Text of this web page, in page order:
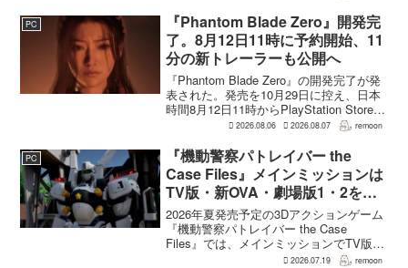
難度のNEW GAME+も用意されてい
る。...
PC
『Phantom Blade Zero』開発完
了。8月12日11時に予約開始、11
分の新トレーラーも公開へ
『Phantom Blade Zero』の開発完了が発
表された。発売を10月29日に控え、日本
時間8月12日11時からPlayStation Store、
Steam、Epic Games Storeで予約受付が
2026.08.06 2026.08.07 remoon
PC
『機動警察パトレイバー the
Case Files』メインミッションは
TV版・新OVA・劇場版1・2をカ
バー。零式とヘルハウンドを動か
すため“アナザーサイドミッショ
ン”を実装
2026年夏発売予定の3Dアクションゲーム
『機動警察パトレイバー the Case
Files』では、メインミッションでTV版、
新OVA、劇場版第1作・第2作の範囲をカ
2026.07.19 remoon